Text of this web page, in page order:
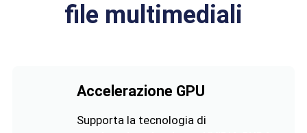
file multimediali
Accelerazione GPU
Supporta la tecnologia di